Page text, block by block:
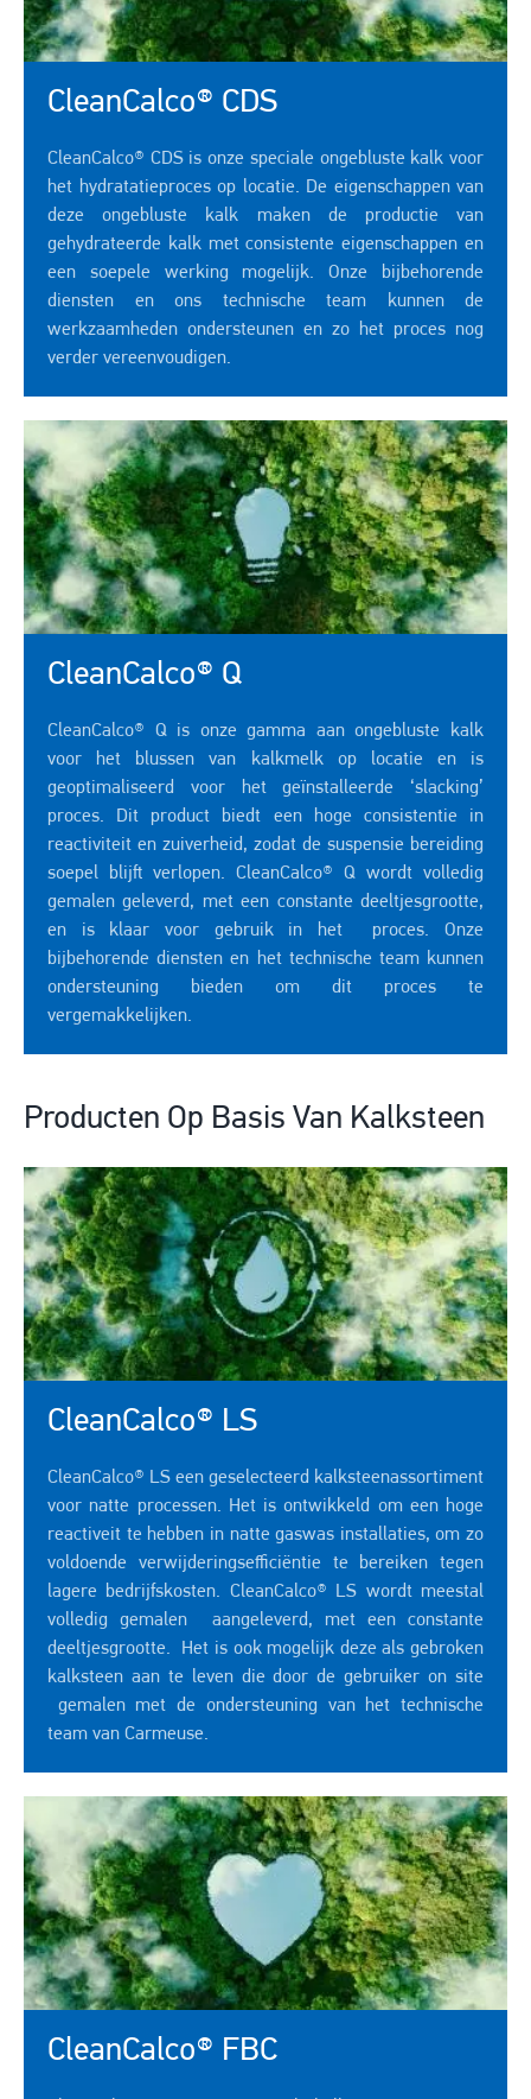
CleanCalco® CDS
CleanCalco® CDS is onze speciale ongebluste kalk voor
het hydratatieproces op locatie. De eigenschappen van
deze ongebluste kalk maken de productie van
gehydrateerde kalk met consistente eigenschappen en
een soepele werking mogelijk. Onze bijbehorende
diensten en ons technische team kunnen de
werkzaamheden ondersteunen en zo het proces nog
verder vereenvoudigen.
CleanCalco® Q
CleanCalco® Q is onze gamma aan ongebluste kalk
voor het blussen van kalkmelk op locatie en is
geoptimaliseerd voor het geïnstalleerde ‘slacking’
proces. Dit product biedt een hoge consistentie in
reactiviteit en zuiverheid, zodat de suspensie bereiding
soepel blijft verlopen. CleanCalco® Q wordt volledig
gemalen geleverd, met een constante deeltjesgrootte,
en is klaar voor gebruik in het proces. Onze
bijbehorende diensten en het technische team kunnen
ondersteuning bieden om dit proces te
vergemakkelijken.
Producten Op Basis Van Kalksteen
CleanCalco® LS
CleanCalco® LS een geselecteerd kalksteenassortiment
voor natte processen. Het is ontwikkeld om een hoge
reactiveit te hebben in natte gaswas installaties, om zo
voldoende verwijderingsefficiëntie te bereiken tegen
lagere bedrijfskosten. CleanCalco® LS wordt meestal
volledig gemalen aangeleverd, met een constante
deeltjesgrootte. Het is ook mogelijk deze als gebroken
kalksteen aan te leven die door de gebruiker on site
gemalen met de ondersteuning van het technische
team van Carmeuse.
CleanCalco® FBC